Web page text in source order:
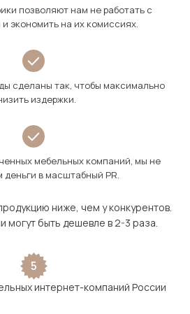
позволяют нам не работать с
экономить на их комиссиях.
сделаны так, чтобы максимально
издержки.
мебельных компаний, мы не
деньги в масштабный PR.
ниже, чем у конкурентов.
могут быть дешевле в 2-3 раза.
5
интернет-компаний России